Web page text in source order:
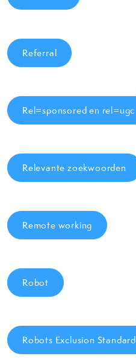
Referral
Rel=sponsored en rel=ugc
Relevante zoekwoorden
Remote working
Robot
Robots Exclusion Standard